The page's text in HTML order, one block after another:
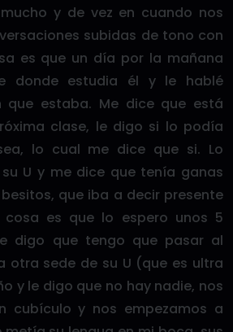
y de vez en cuando nos
subidas de tono con
es que un día por la mañana
donde estudia él y le hablé
que estaba. Me dice que está
clase, le digo si lo podía
lo cual me dice que si. Lo
U y me dice que tenía ganas
que iba a decir presente
es que lo espero unos 5
digo que tengo que pasar al
otra sede de su U (que es ultra
y le digo que no hay nadie, nos
cubículo y nos empezamos a